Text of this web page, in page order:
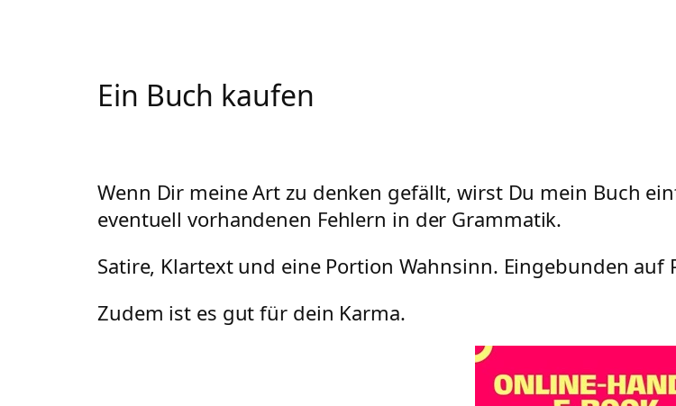
Ein Buch kaufen
Wenn Dir meine Art zu denken gefällt, wirst Du mein Buch
eventuell vorhandenen Fehlern in der Grammatik.
Satire, Klartext und eine Portion Wahnsinn. Eingebunden auf
Zudem ist es gut für dein Karma.